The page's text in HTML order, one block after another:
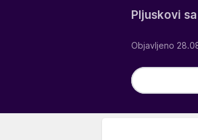
Pljuskovi
Objavljeno